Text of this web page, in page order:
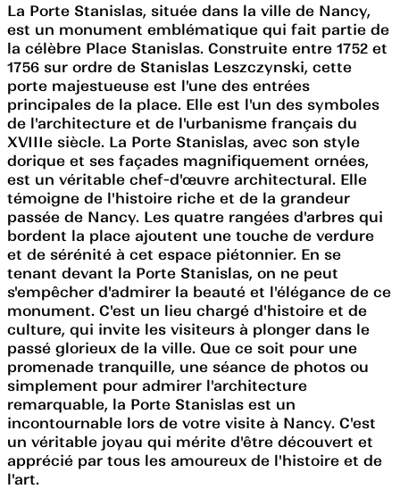
La Porte Stanislas, située dans la ville de Nancy,
est un monument emblématique qui fait partie de
la célèbre Place Stanislas. Construite entre 1752 et
1756 sur ordre de Stanislas Leszczynski, cette
porte majestueuse est l'une des entrées
principales de la place. Elle est l'un des symboles
de l'architecture et de l'urbanisme français du
XVIIIe siècle. La Porte Stanislas, avec son style
dorique et ses façades magnifiquement ornées,
est un véritable chef-d'œuvre architectural. Elle
témoigne de l'histoire riche et de la grandeur
passée de Nancy. Les quatre rangées d'arbres qui
bordent la place ajoutent une touche de verdure
et de sérénité à cet espace piétonnier. En se
tenant devant la Porte Stanislas, on ne peut
s'empêcher d'admirer la beauté et l'élégance de ce
monument. C'est un lieu chargé d'histoire et de
culture, qui invite les visiteurs à plonger dans le
passé glorieux de la ville. Que ce soit pour une
promenade tranquille, une séance de photos ou
simplement pour admirer l'architecture
remarquable, la Porte Stanislas est un
incontournable lors de votre visite à Nancy. C'est
un véritable joyau qui mérite d'être découvert et
apprécié par tous les amoureux de l'histoire et de
l'art.